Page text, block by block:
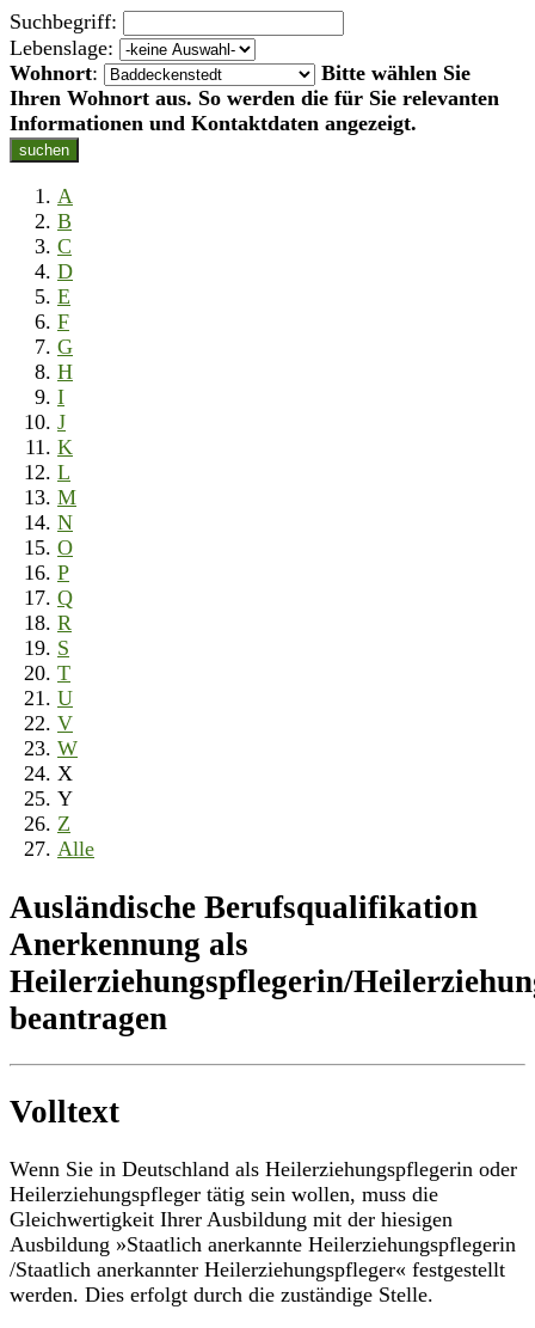
Suchbegriff:
Lebenslage:
Wohnort:
Bitte wählen Sie
Ihren Wohnort aus. So werden die für Sie relevanten
Informationen und Kontaktdaten angezeigt.
suchen
A
B
C
D
E
F
G
H
I
J
K
L
M
N
O
P
Q
R
S
T
U
V
W
X
Y
Z
Alle
Ausländische Berufsqualifikation
Anerkennung als
Heilerziehungspflegerin/
beantragen
Volltext
Wenn Sie in Deutschland als Heilerziehungspflegerin oder
Heilerziehungspfleger tätig sein wollen, muss die
Gleichwertigkeit Ihrer Ausbildung mit der hiesigen
Ausbildung »Staatlich anerkannte Heilerziehungspflegerin
/Staatlich anerkannter Heilerziehungspfleger« festgestellt
werden. Dies erfolgt durch die zuständige Stelle.